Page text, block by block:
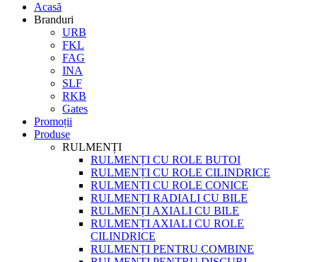
Acasă
Branduri
URB
FKL
FAG
INA
SLF
RKB
Gates
Promoții
Produse
RULMENȚI
RULMENȚI CU ROLE BUTOI
RULMENȚI CU ROLE CILINDRICE
RULMENȚI CU ROLE CONICE
RULMENȚI RADIALI CU BILE
RULMENȚI AXIALI CU BILE
RULMENȚI AXIALI CU ROLE
CILINDRICE
RULMENȚI PENTRU COMBINE